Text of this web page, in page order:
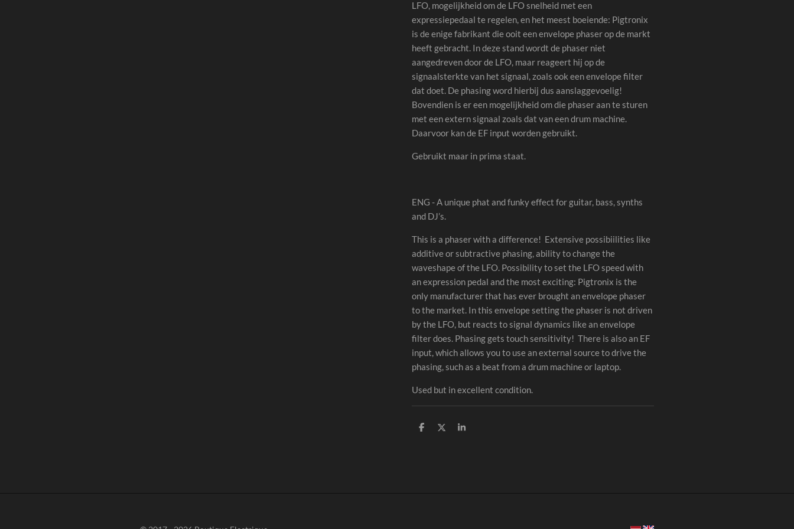
LFO, mogelijkheid om de LFO snelheid met een
expressiepedaal te regelen, en het meest boeiende: Pigtronix
is de enige fabrikant die ooit een envelope phaser op de markt
heeft gebracht. In deze stand wordt de phaser niet
aangedreven door de LFO, maar reageert hij op de
signaalsterkte van het signaal, zoals ook een envelope filter
dat doet. De phasing word hierbij dus aanslaggevoelig!
Bovendien is er een mogelijkheid om die phaser aan te sturen
met een extern signaal zoals dat van een drum machine.
Daarvoor kan de EF input worden gebruikt.
Gebruikt maar in prima staat.
ENG - A unique phat and funky effect for guitar, bass, synths
and DJ’s.
This is a phaser with a difference! Extensive possibiilities like
additive or subtractive phasing, ability to change the
waveshape of the LFO. Possibility to set the LFO speed with
an expression pedal and the most exciting: Pigtronix is the
only manufacturer that has ever brought an envelope phaser
to the market. In this envelope setting the phaser is not driven
by the LFO, but reacts to signal dynamics like an envelope
filter does. Phasing gets touch sensitivity! There is also an EF
input, which allows you to use an external source to drive the
phasing, such as a beat from a drum machine or laptop.
Used but in excellent condition.
S
S
S